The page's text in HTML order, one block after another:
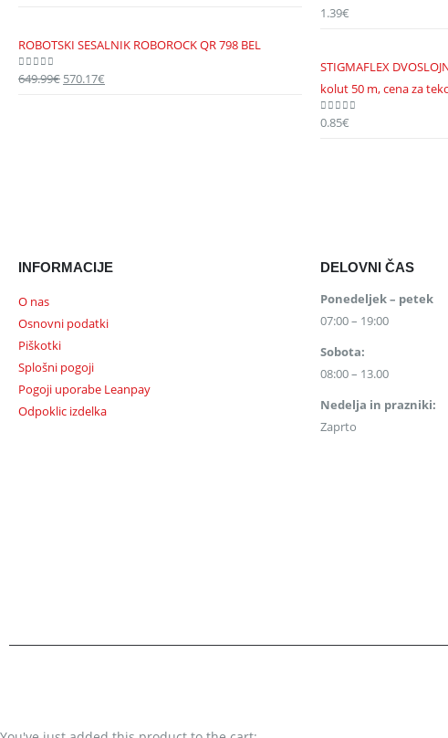
739.99€.
ROBOTSKI SESALNIK ROBOROCK QR 798 BEL
0 out of 5
649.99€ Izvirna
570.17€
0 out of 5
1.39€
STIGMAFLEX
kolut 50 m, cena za
0 out of 5
0.85€
INFORMACIJE
O nas
Osnovni podatki
Piškotki
Splošni pogoji
Pogoji uporabe Leanpay
Odpoklic izdelka
DELOVNI ČAS
Ponedeljek – petek
07:00 – 19:00
Sobota:
08:00 – 13.00
Nedelja in prazniki:
Zaprto